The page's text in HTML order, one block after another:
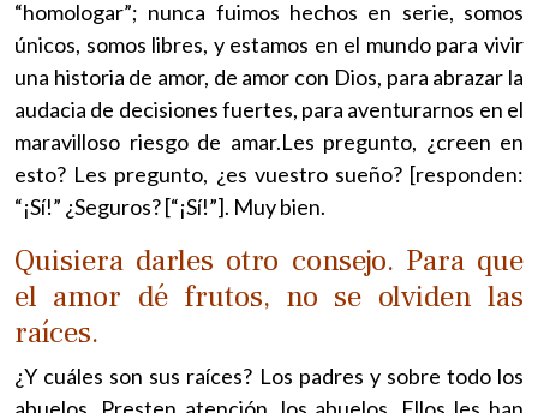
“homologar”; nunca fuimos hechos en serie, somos
únicos, somos libres, y estamos en el mundo para vivir
una historia de amor, de amor con Dios, para abrazar la
audacia de decisiones fuertes, para aventurarnos en el
maravilloso riesgo de amar.Les pregunto, ¿creen en
esto? Les pregunto, ¿es vuestro sueño? [responden:
“¡Sí!” ¿Seguros? [“¡Sí!”]. Muy bien.
Quisiera darles otro consejo. Para que
el amor dé frutos, no se olviden las
raíces.
¿Y cuáles son sus raíces? Los padres y sobre todo los
abuelos. Presten atención, los abuelos. Ellos les han